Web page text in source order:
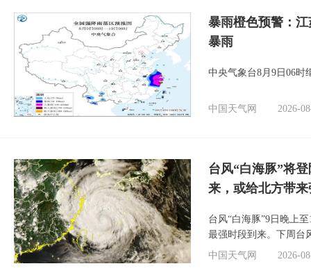
暴雨橙色预警：
暴雨
中央气象台8月9日06时
中国天气网 2026-
台风“白海豚”将
来，或给北方带
台风“白海豚”9日晚上
最强时段到来。下周台
中国天气网
2026-